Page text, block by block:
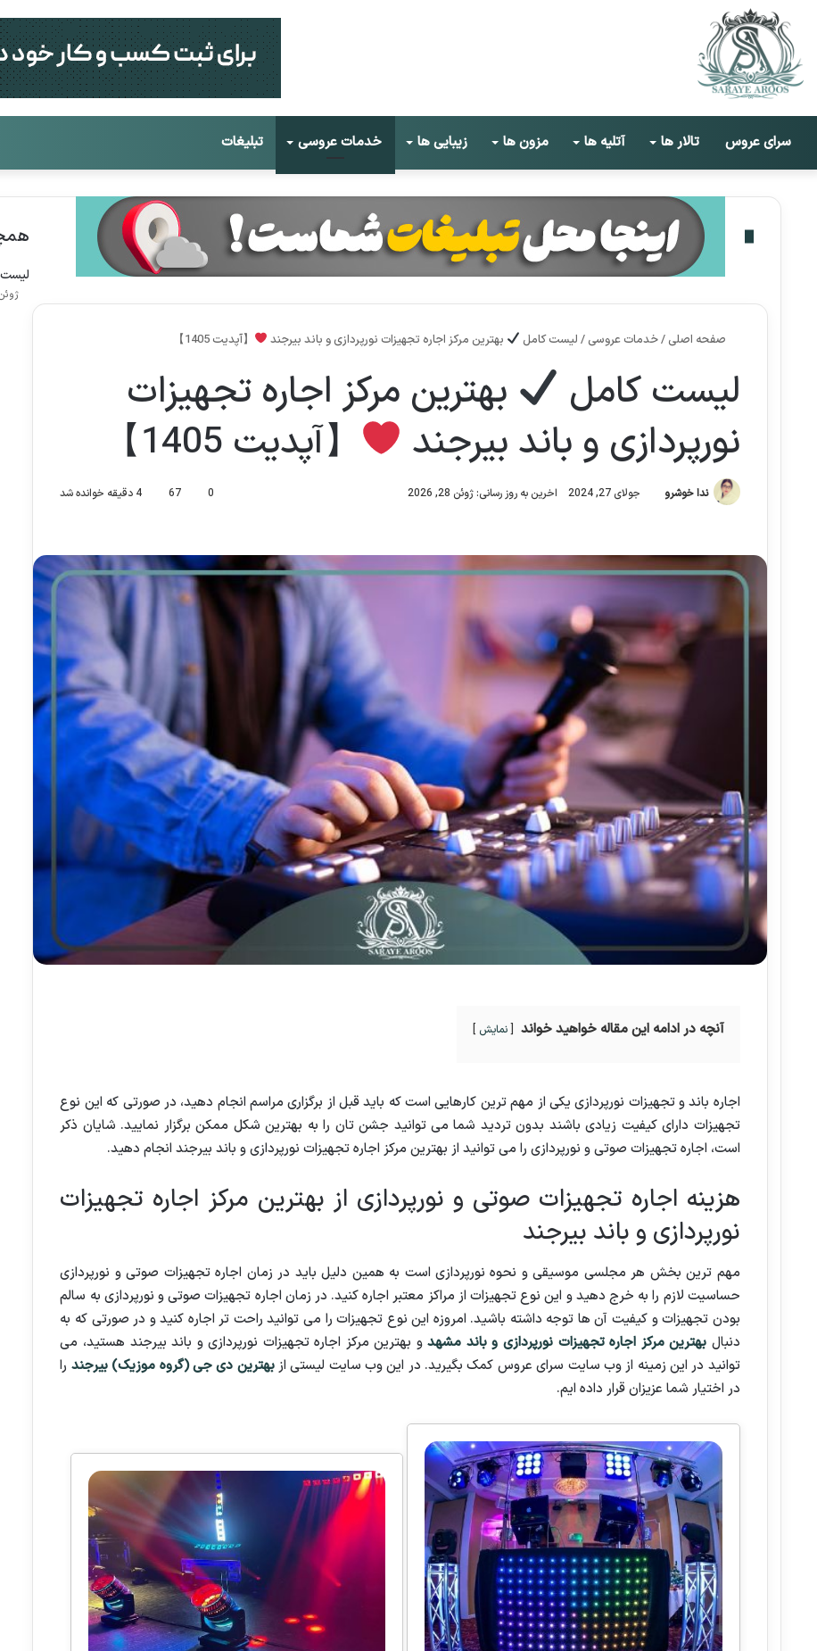
سرای عروس تالار ها آتلیه ها مزون ها زیبایی ها خدمات عروسی تبلیغات
صفحه اصلی /خدمات عروسی / لیست کامل بهترین مرکز اجاره تجهیزات نورپردازی و باند بیرجند 【آپدیت 1405】
لیست کامل
بهترین مرکز اجاره تجهیزات
نورپردازی و باند بیرجند
【آپدیت 1405】
ندا خوشرو جولای 27, 2024 اخرین به روز رسانی: ژوئن 28, 2026 0
67
آنچه در ادامه این مقاله خواهید خواند نمایش
اجاره باند و تجهیزات نورپردازی یکی از مهم ترین کارهایی است که باید قبل از برگزاری مراسم انجام دهید، در صورتی که این نوع
تجهیزات دارای کیفیت زیادی باشند بدون تردید شما می توانید جشن تان را به بهترین شکل ممکن برگزار نمایید. شایان ذکر
است، اجاره تجهیزات صوتی و نورپردازی را می توانید از بهترین مرکز اجاره تجهیزات نورپردازی و باند بیرجند انجام دهید.
هزینه اجاره تجهیزات صوتی و نورپردازی از بهترین مرکز اجاره تجهیزات
نورپردازی و باند بیرجند
مهم ترین بخش هر مجلسی موسیقی و نحوه نورپردازی است به همین دلیل باید در زمان اجاره تجهیزات صوتی و نورپردازی
حساسیت لازم را به خرج دهید و این نوع تجهیزات از مراکز معتبر اجاره کنید. در زمان اجاره تجهیزات صوتی و نورپردازی به سالم
بودن تجهیزات و کیفیت آن ها توجه داشته باشید. امروزه این نوع تجهیزات را می توانید راحت تر اجاره کنید و در صورتی که به
دنبال بهترین مرکز اجاره تجهیزات نورپردازی و باند مشهدو بهترین مرکز اجاره تجهیزات نورپردازی و باند بیرجند هستید، می
توانید در این زمینه از وب سایت سرای عروس کمک بگیرید. در این وب سایت لیستی ازبهترین دی جی (گروه موزیک) بیرجند را
در اختیار شما عزیزان قرار داده ایم.
لیست
ژوئن 4,